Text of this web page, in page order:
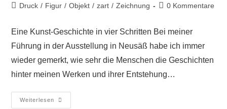
Druck / Figur / Objekt / zart / Zeichnung 0 Kommentare
Eine Kunst-Geschichte in vier Schritten Bei meiner
Führung in der Ausstellung in Neusäß habe ich immer
wieder gemerkt, wie sehr die Menschen die Geschichten
hinter meinen Werken und ihrer Entstehung…
Weiterlesen